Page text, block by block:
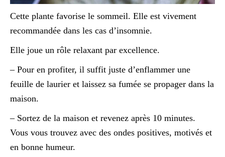
Cette plante favorise le sommeil. Elle est vivement
recommandée dans les cas d’insomnie.
Elle joue un rôle relaxant par excellence.
– Pour en profiter, il suffit juste d’enflammer une
feuille de laurier et laissez sa fumée se propager dans la
maison.
– Sortez de la maison et revenez après 10 minutes.
Vous vous trouvez avec des ondes positives, motivés et
en bonne humeur.